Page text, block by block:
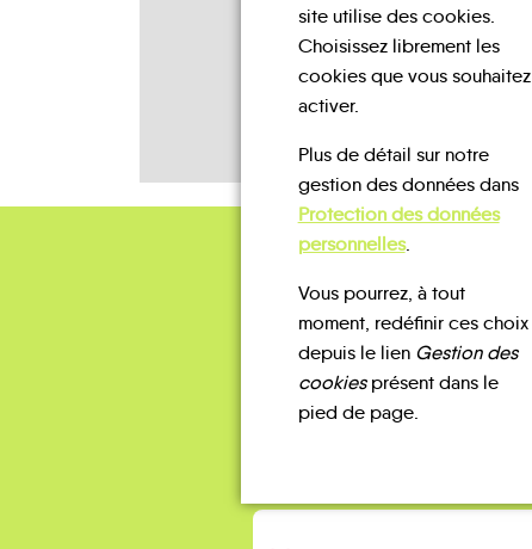
site utilise des cookies.
Choisissez librement les
cookies que vous souhaitez
activer.
Plus de détail sur notre
gestion des données dans
Protection des données
personnelles.
Vous pourrez, à tout
moment, redéfinir ces choix
depuis le lien Gestion des
cookiesprésent dans le
pied de page.